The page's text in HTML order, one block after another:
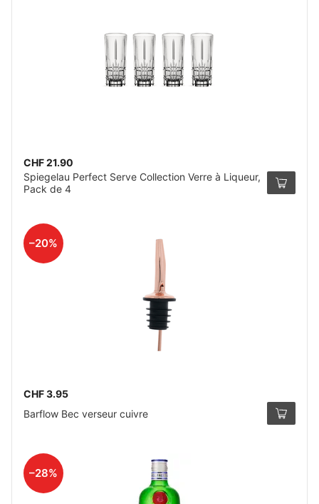
CHF 21.90
Spiegelau Perfect Serve Collection Verre à Liqueur,
Pack de 4
–20%
CHF 3.95
Barflow Bec verseur cuivre
–28%